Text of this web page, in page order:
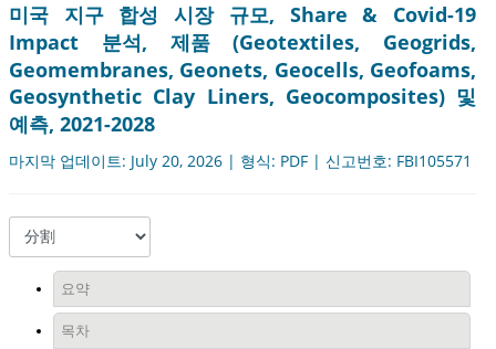
미국 지구 합성 시장 규모, Share & Covid-19
Impact 분석, 제품 (Geotextiles, Geogrids,
Geomembranes, Geonets, Geocells, Geofoams,
Geosynthetic Clay Liners, Geocomposites) 및
예측, 2021-2028
마지막 업데이트: July 20, 2026 | 형식: PDF | 신고번호: FBI105571
요약
목차